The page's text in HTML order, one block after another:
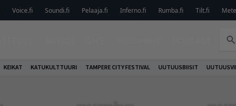
Voice.fi Soundi.fi Pelaaja.fi Inferno.fi Rumba.fi Tilt.fi
KEIKAT KATUKULTTUURI TAMPERE CITY FESTIVAL UUTUUSBIISIT